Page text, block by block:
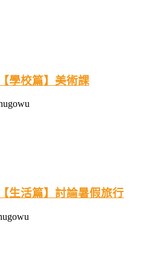
學校篇】美術課
生活篇】討論暑假旅行